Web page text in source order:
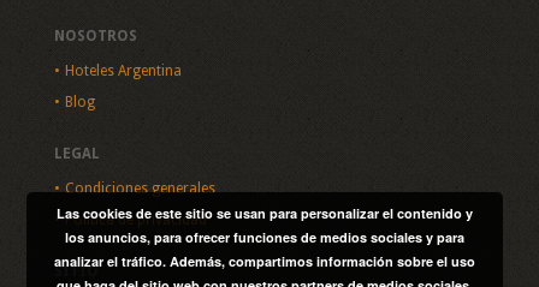
NOSOTROS
Hoteles Argentina
Blog
LEGAL
Condiciones generales
Política de privacidad
SITIO
Las cookies de este sitio se usan para personalizar el contenido y
los anuncios, para ofrecer funciones de medios sociales y para
analizar el tráfico. Además, compartimos información sobre el uso